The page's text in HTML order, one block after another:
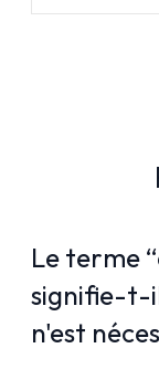
Le terme
signifie-t-
n'est